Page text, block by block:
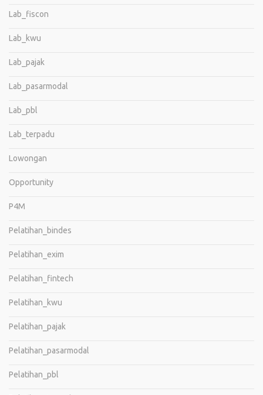
Lab_fiscon
Lab_kwu
Lab_pajak
Lab_pasarmodal
Lab_pbl
Lab_terpadu
Lowongan
Opportunity
P4M
Pelatihan_bindes
Pelatihan_exim
Pelatihan_fintech
Pelatihan_kwu
Pelatihan_pajak
Pelatihan_pasarmodal
Pelatihan_pbl